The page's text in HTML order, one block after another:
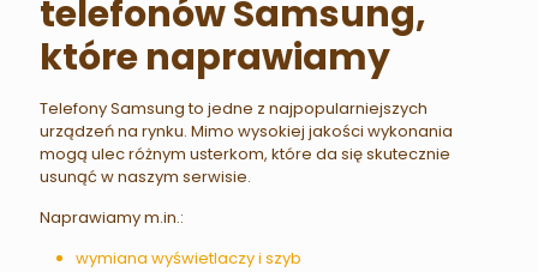
telefonów Samsung,
które naprawiamy
Telefony Samsung to jedne z najpopularniejszych
urządzeń na rynku. Mimo wysokiej jakości wykonania
mogą ulec różnym usterkom, które da się skutecznie
usunąć w naszym serwisie.
Naprawiamy m.in.:
wymiana wyświetlaczy i szyb